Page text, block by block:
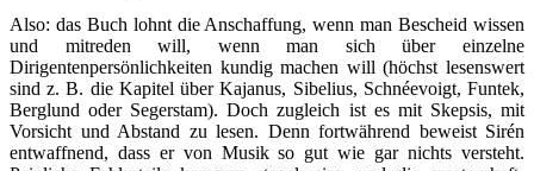
Also: das Buch lohnt die Anschaffung, wenn man Bescheid wissen
und mitreden will, wenn man sich über einzelne
Dirigentenpersönlichkeiten kundig machen will (höchst lesenswert
sind z. B. die Kapitel über Kajanus, Sibelius, Schnéevoigt, Funtek,
Berglund oder Segerstam). Doch zugleich ist es mit Skepsis, mit
Vorsicht und Abstand zu lesen. Denn fortwährend beweist Sirén
entwaffnend, dass er von Musik so gut wie gar nichts versteht.